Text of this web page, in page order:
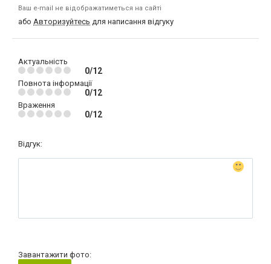
Ваш e-mail не відображатиметься на сайті
або Авторизуйтесь для написання відгуку
Актуальність
0/12
Повнота інформації
0/12
Враження
0/12
Відгук:
Завантажити фото: